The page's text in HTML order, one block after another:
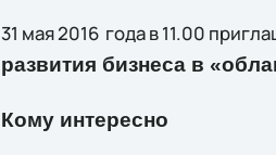
31 мая 2016 года в 11.00
развития бизнеса в
Кому интересно